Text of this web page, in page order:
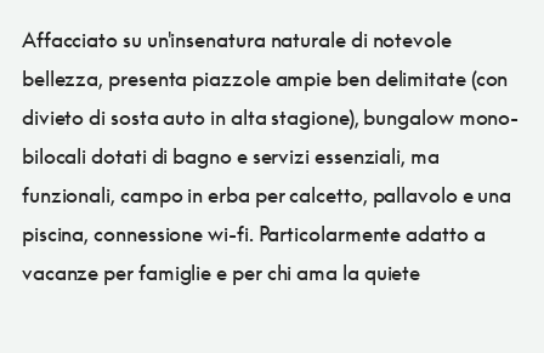
Affacciato su un'insenatura naturale di notevole
bellezza, presenta piazzole ampie ben delimitate (con
divieto di sosta auto in alta stagione), bungalow mono-
bilocali dotati di bagno e servizi essenziali, ma
funzionali, campo in erba per calcetto, pallavolo e una
piscina, connessione wi-fi. Particolarmente adatto a
vacanze per famiglie e per chi ama la quiete